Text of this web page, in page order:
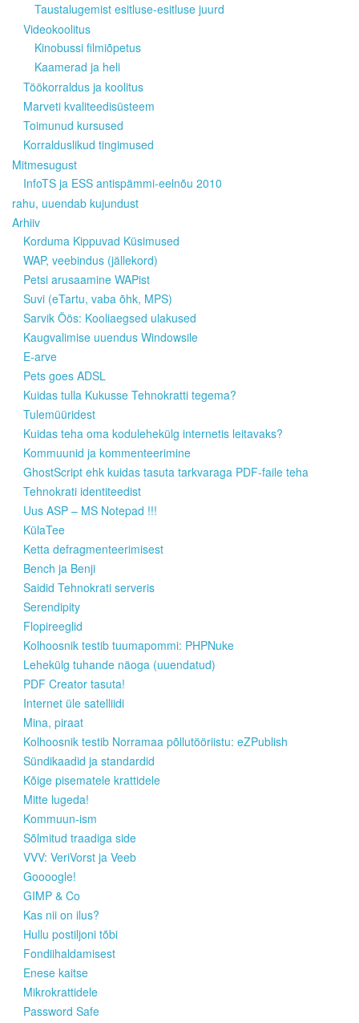
Taustalugemist esitluse-esitluse juurd
Videokoolitus
Kinobussi filmiõpetus
Kaamerad ja heli
Töökorraldus ja koolitus
Marveti kvaliteedisüsteem
Toimunud kursused
Korralduslikud tingimused
Mitmesugust
InfoTS ja ESS antispämmi-eelnõu 2010
rahu, uuendab kujundust
Arhiiv
Korduma Kippuvad Küsimused
WAP, veebindus (jällekord)
Petsi arusaamine WAPist
Suvi (eTartu, vaba õhk, MPS)
Sarvik Öös: Kooliaegsed ulakused
Kaugvalimise uuendus Windowsile
E-arve
Pets goes ADSL
Kuidas tulla Kukusse Tehnokratti tegema?
Tulemüüridest
Kuidas teha oma kodulehekülg internetis leitavaks?
Kommuunid ja kommenteerimine
GhostScript ehk kuidas tasuta tarkvaraga PDF-faile teha
Tehnokrati identiteedist
Uus ASP – MS Notepad !!!
KülaTee
Ketta defragmenteerimisest
Bench ja Benji
Saidid Tehnokrati serveris
Serendipity
Flopireeglid
Kolhoosnik testib tuumapommi: PHPNuke
Lehekülg tuhande näoga (uuendatud)
PDF Creator tasuta!
Internet üle satelliidi
Mina, piraat
Kolhoosnik testib Norramaa põllutööriistu: eZPublish
Sündikaadid ja standardid
Kõige pisematele krattidele
Mitte lugeda!
Kommuun-ism
Sõlmitud traadiga side
VVV: VeriVorst ja Veeb
Goooogle!
GIMP & Co
Kas nii on ilus?
Hullu postiljoni tõbi
Fondiihaldamisest
Enese kaitse
Mikrokrattidele
Password Safe